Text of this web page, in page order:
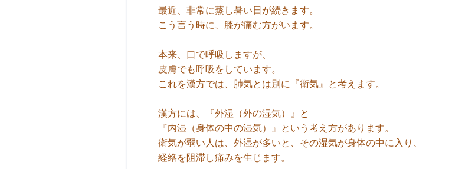
最近、非常に蒸し暑い日が続きます。
こう言う時に、膝が痛む方がいます。
本来、口で呼吸しますが、
皮膚でも呼吸をしています。
これを漢方では、肺気とは別に『衛気』と考えます。
漢方には、『外湿（外の湿気）』と
『内湿（身体の中の湿気）』という考え方があります。
衛気が弱い人は、外湿が多いと、その湿気が身体の中に入り、
経絡を阻滞し痛みを生じます。